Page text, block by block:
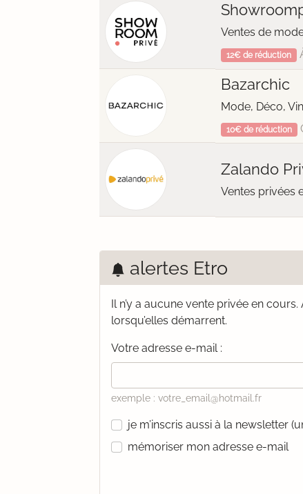
Ventes de
12€ de réduction
Bazarchic
Mode, Déco,
10€ de réduction
Zalando
Ventes privées
alertes Etro
Il n’y a aucune vente privée en cours.
lorsqu’elles démarrent.
Votre adresse e-mail :
exemple : votre_email@hotmail.fr
je m’inscris aussi à la newsletter
mémoriser mon adresse e-mail